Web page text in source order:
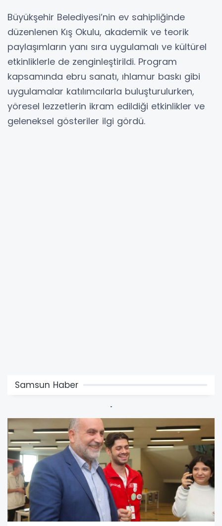
Büyükşehir Belediyesi’nin ev sahipliğinde
düzenlenen Kış Okulu, akademik ve teorik
paylaşımların yanı sıra uygulamalı ve kültürel
etkinliklerle de zenginleştirildi. Program
kapsamında ebru sanatı, ıhlamur baskı gibi
uygulamalar katılımcılarla buluşturulurken,
yöresel lezzetlerin ikram edildiği etkinlikler ve
geleneksel gösteriler ilgi gördü.
Samsun Haber